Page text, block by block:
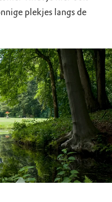
plekjes langs de